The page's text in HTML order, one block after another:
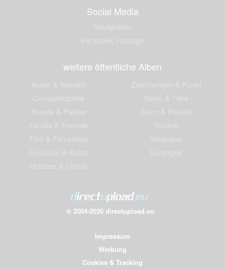
Social Media
weitere öffentliche Alben
© 2004-2026 directupload.eu
Impressum
Werbung
Cookies & Tracking